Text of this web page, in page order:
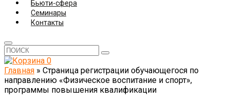
Бьюти-сфера
Семинары
Контакты
0
Главная » Страница регистрации обучающегося по
направлению «Физическое воспитание и спорт»,
программы повышения квалификации